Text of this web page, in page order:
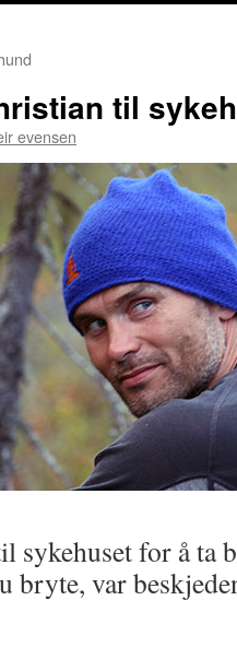
til
evensen
sykehuset for å ta
bryte, var